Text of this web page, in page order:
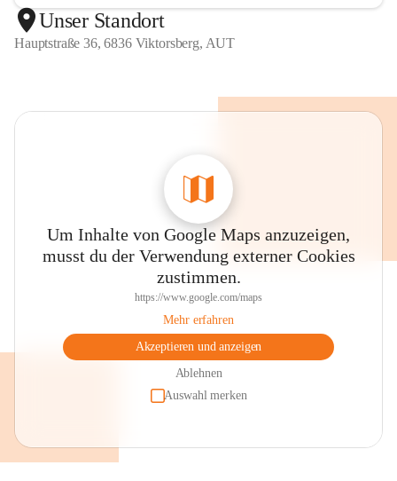
Unser Standort
Hauptstraße 36, 6836 Viktorsberg, AUT
Um Inhalte von Google Maps anzuzeigen,
musst du der Verwendung externer Cookies
zustimmen.
https://www.google.com/maps
Mehr erfahren
Akzeptieren und anzeigen
Ablehnen
Auswahl merken